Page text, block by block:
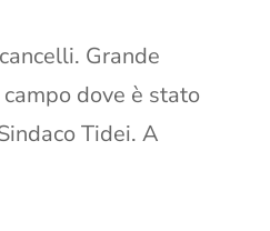
Grande
dove è stato
Tidei. A